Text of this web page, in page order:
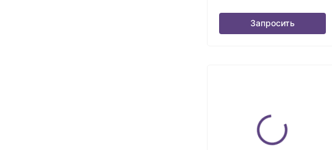
Запросить